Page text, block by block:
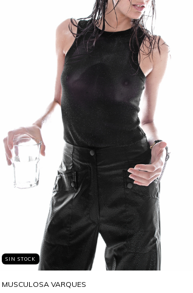
SIN STOCK
MUSCULOSA VARQUES